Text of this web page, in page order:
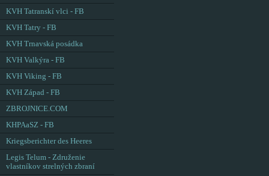
KVH Tatranskí vlci - FB
KVH Tatry - FB
KVH Trnavská posádka
KVH Valkýra - FB
KVH Viking - FB
KVH Západ - FB
ZBROJNICE.COM
KHPAaSZ - FB
Kriegsberichter des Heeres
Legis Telum - Združenie
vlastníkov strelných zbraní